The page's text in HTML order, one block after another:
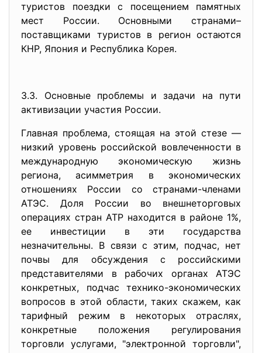
туристов поездки с посещением памятных
мест России. Основными странами–
поставщиками туристов в регион остаются
КНР, Япония и Республика Корея.
3.3. Основные проблемы и задачи на пути
активизации участия России.
Главная проблема, стоящая на этой стезе —
низкий уровень российской вовлеченности в
международную экономическую жизнь
региона, асимметрия в экономических
отношениях России со странами-членами
АТЭС. Доля России во внешнеторговых
операциях стран АТР находится в районе 1%,
ее инвестиции в эти государства
незначительны. В связи с этим, подчас, нет
почвы для обсуждения с российскими
представителями в рабочих органах АТЭС
конкретных, подчас технико-экономических
вопросов в этой области, таких скажем, как
тарифный режим в некоторых отраслях,
конкретные положения регулирования
торговли услугами, "электронной торговли",